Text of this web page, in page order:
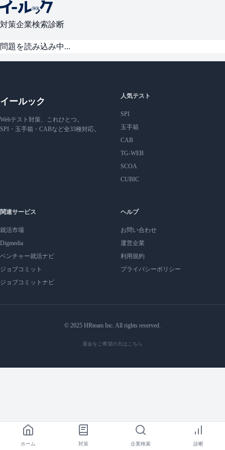
対策企業検索診断
問題を読み込み中...
イールック
Webテスト対策、これひとつ。
SPI・玉手箱・CABなど全33種対応。
人気テスト
SPI
玉手箱
CAB
TG-WEB
SCOA
CUBIC
関連サービス
就活市場
Digmedia
ベンチャー就活ナビ
ジョブコミット
ジョブコミットナビ
ヘルプ
お問い合わせ
運営企業
利用規約
プライバシーポリシー
© 2025 HRteam Inc. All rights reserved.
退会をご希望の方はこちら
ホーム 対策 企業検索 診断